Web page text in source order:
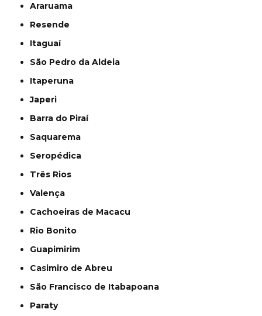
Araruama
Resende
Itaguaí
São Pedro da Aldeia
Itaperuna
Japeri
Barra do Piraí
Saquarema
Seropédica
Três Rios
Valença
Cachoeiras de Macacu
Rio Bonito
Guapimirim
Casimiro de Abreu
São Francisco de Itabapoana
Paraty